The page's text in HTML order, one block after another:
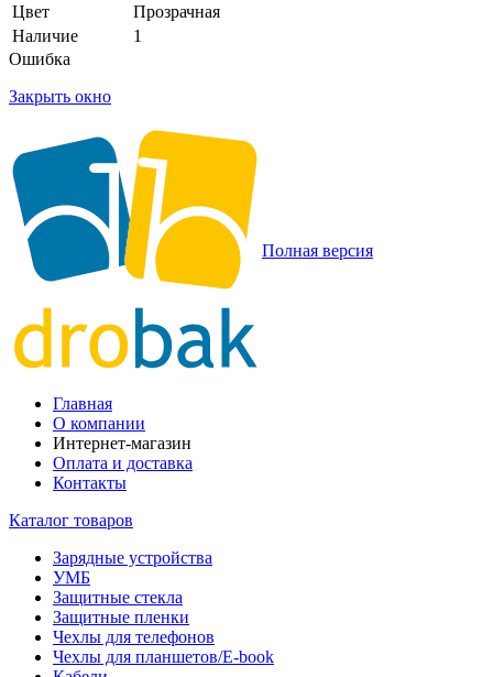
Цвет
Прозрачная
Наличие
1
Ошибка
Закрыть окно
Полная версия
Главная
О компании
Интернет-магазин
Оплата и доставка
Контакты
Каталог товаров
Зарядные устройства
УМБ
Защитные стекла
Защитные пленки
Чехлы для телефонов
Чехлы для планшетов/E-book